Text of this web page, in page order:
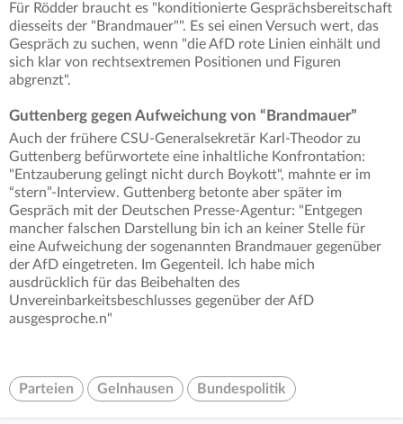
Für Rödder braucht es "konditionierte Gesprächsbereitschaft
diesseits der "Brandmauer"". Es sei einen Versuch wert, das
Gespräch zu suchen, wenn "die AfD rote Linien einhält und
sich klar von rechtsextremen Positionen und Figuren
abgrenzt".
Guttenberg gegen Aufweichung von “Brandmauer”
Auch der frühere CSU-Generalsekretär Karl-Theodor zu
Guttenberg befürwortete eine inhaltliche Konfrontation:
"Entzauberung gelingt nicht durch Boykott", mahnte er im
“stern”-Interview. Guttenberg betonte aber später im
Gespräch mit der Deutschen Presse-Agentur: "Entgegen
mancher falschen Darstellung bin ich an keiner Stelle für
eine Aufweichung der sogenannten Brandmauer gegenüber
der AfD eingetreten. Im Gegenteil. Ich habe mich
ausdrücklich für das Beibehalten des
Unvereinbarkeitsbeschlusses gegenüber der AfD
ausgesproche.n"
Parteien Gelnhausen Bundespolitik